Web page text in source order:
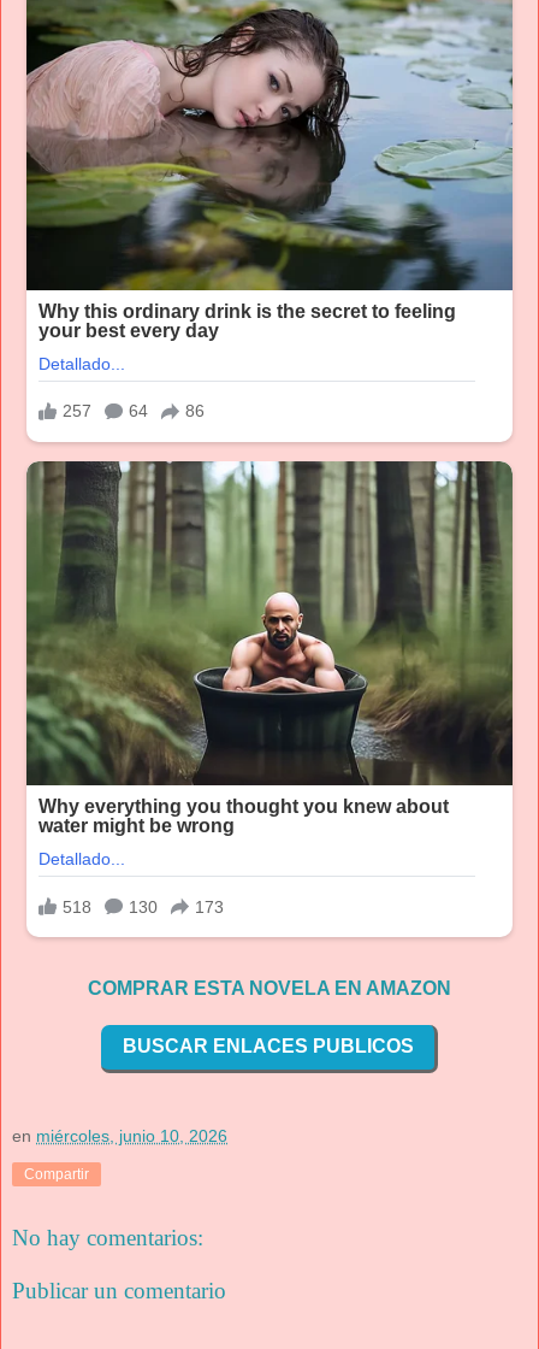
COMPRAR ESTA NOVELA EN AMAZON
BUSCAR ENLACES PUBLICOS
en miércoles, junio 10, 2026
Compartir
No hay comentarios:
Publicar un comentario